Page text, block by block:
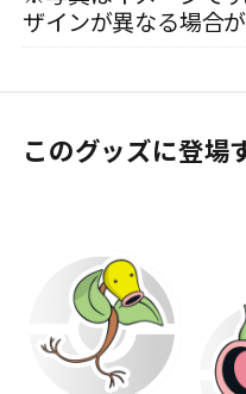
ザインが異なる場合が
このグッズに登場